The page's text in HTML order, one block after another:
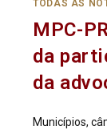
TODAS AS
MPC-
da
da
Municípios,